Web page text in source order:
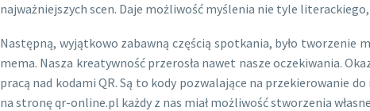
najważniejszych scen. Daje możliwość myślenia nie tyle
Następną, wyjątkowo zabawną częścią spotkania, było
mema. Nasza kreatywność przerosła nawet nasze oczekiwania.
pracą nad kodami QR. Są to kody pozwalające na przekierowanie
na stronę qr-online.pl każdy z nas miał możliwość stworzenia